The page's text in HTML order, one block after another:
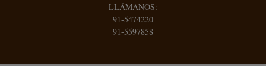
LLÁMANOS:
91-5474220
91-5597858